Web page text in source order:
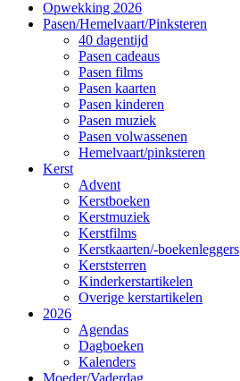
Opwekking 2026
Pasen/Hemelvaart/Pinksteren
40 dagentijd
Pasen cadeaus
Pasen films
Pasen kaarten
Pasen kinderen
Pasen muziek
Pasen volwassenen
Hemelvaart/pinksteren
Kerst
Advent
Kerstboeken
Kerstmuziek
Kerstfilms
Kerstkaarten/-boekenleggers
Kerststerren
Kinderkerstartikelen
Overige kerstartikelen
2026
Agendas
Dagboeken
Kalenders
Moeder/Vaderdag